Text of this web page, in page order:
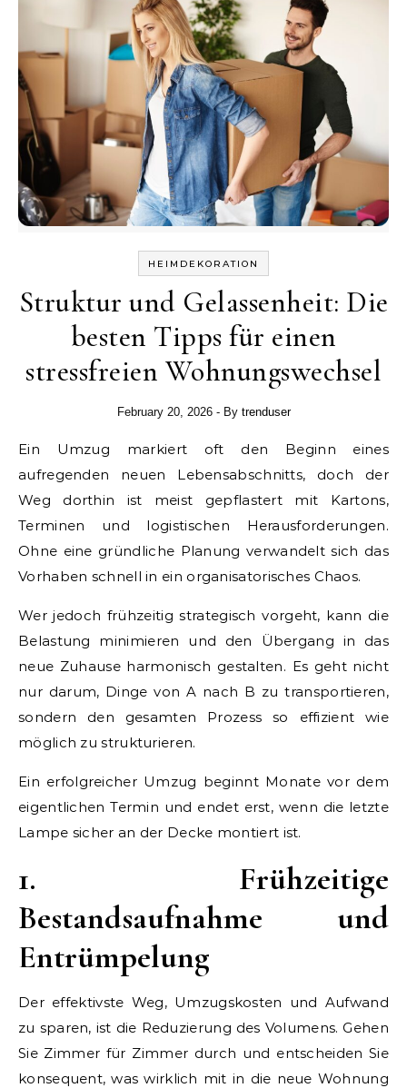
HEIMDEKORATION
Struktur und Gelassenheit: Die
besten Tipps für einen
stressfreien Wohnungswechsel
February 20, 2026 - By trenduser
Ein Umzug markiert oft den Beginn eines
aufregenden neuen Lebensabschnitts, doch der
Weg dorthin ist meist gepflastert mit Kartons,
Terminen und logistischen Herausforderungen.
Ohne eine gründliche Planung verwandelt sich das
Vorhaben schnell in ein organisatorisches Chaos.
Wer jedoch frühzeitig strategisch vorgeht, kann die
Belastung minimieren und den Übergang in das
neue Zuhause harmonisch gestalten. Es geht nicht
nur darum, Dinge von A nach B zu transportieren,
sondern den gesamten Prozess so effizient wie
möglich zu strukturieren.
Ein erfolgreicher Umzug beginnt Monate vor dem
eigentlichen Termin und endet erst, wenn die letzte
Lampe sicher an der Decke montiert ist.
1. Frühzeitige
Bestandsaufnahme und
Entrümpelung
Der effektivste Weg, Umzugskosten und Aufwand
zu sparen, ist die Reduzierung des Volumens. Gehen
Sie Zimmer für Zimmer durch und entscheiden Sie
konsequent, was wirklich mit in die neue Wohnung